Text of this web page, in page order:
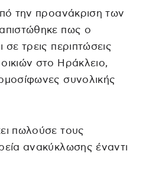
την προανάκριση των
πως ο
σε τρεις περιπτώσεις
στο Ηράκλειο,
συνολικής
πωλούσε τους
ανακύκλωσης έναντι